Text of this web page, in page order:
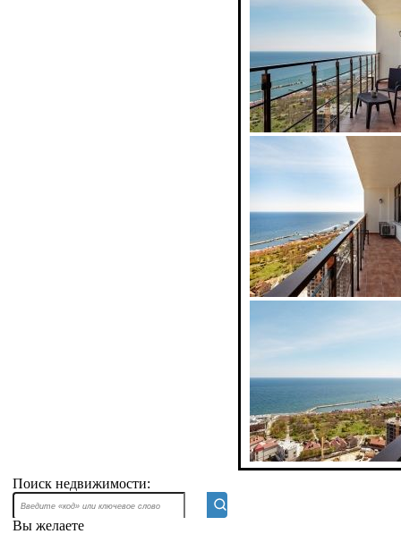
Поиск недвижимости:
Вы желаете